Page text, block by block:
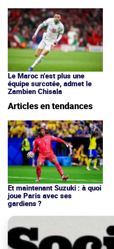
Le Maroc n’est plus une
équipe surcotée, admet le
Zambien Chisala
Articles en tendances
Et maintenant Suzuki : à quoi
joue Paris avec ses
gardiens ?